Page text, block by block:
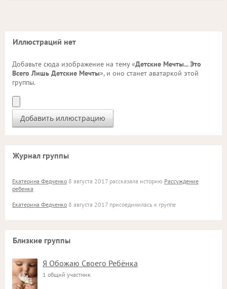
Иллюстраций нет
Добавьте сюда изображение на тему «Детские Мечты... Это
Всего Лишь Детские Мечты», и оно станет аватаркой этой
группы.
Журнал группы
Екатерина Федченко 8 августа 2017 рассказала историю Рассуждение
ребенка
Екатерина Федченко 8 августа 2017 присоединилась к группе
Близкие группы
Я Обожаю Своего Ребёнка
1 общий участник